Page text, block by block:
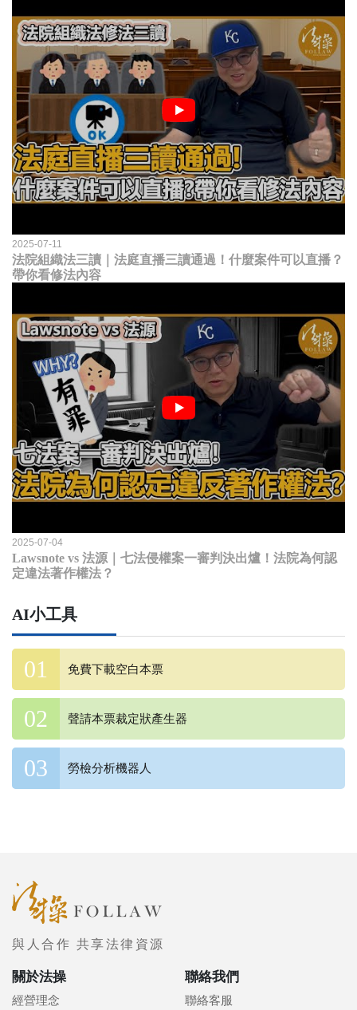
2025-07-11
法院組織法三讀｜法庭直播三讀通過！什麼案件可以直播？
帶你看修法內容
2025-07-04
Lawsnote vs 法源｜七法侵權案一審判決出爐！法院為何認
定違法著作權法？
AI小工具
免費下載空白本票
聲請本票裁定狀產生器
勞檢分析機器人
與人合作 共享法律資源
關於法操
經營理念
聯絡我們
聯絡客服